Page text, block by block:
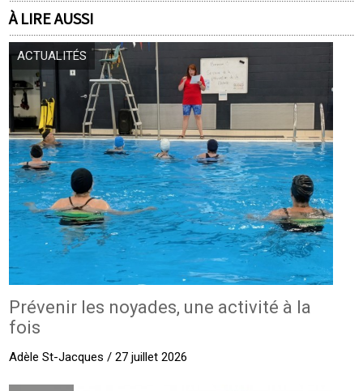
À LIRE AUSSI
ACTUALITÉS
Prévenir les noyades, une activité à la
fois
Adèle St-Jacques / 27 juillet 2026